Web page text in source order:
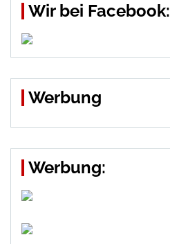
Wir bei Facebook:
Werbung
Werbung: